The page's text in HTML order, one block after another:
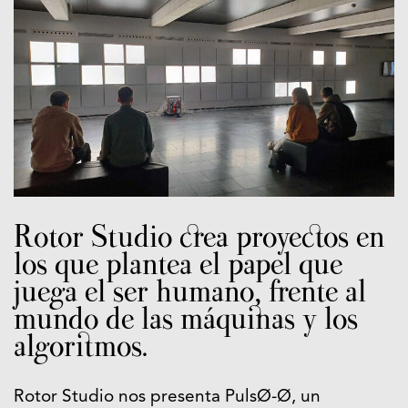
Rotor Studio crea proyectos en
los que plantea el papel que
juega el ser humano, frente al
mundo de las máquinas y los
algoritmos.
Rotor Studio nos presenta PulsØ-Ø, un